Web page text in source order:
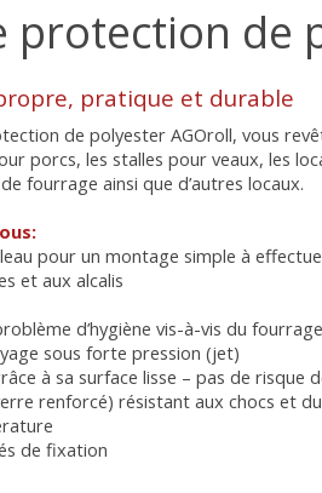
protection de
pratique et durable
de polyester AGOroll, vous
porcs, les stalles pour veaux, les
fourrage ainsi que d’autres locaux.
pour un montage simple à
et aux alcalis
d’hygiène vis-à-vis du fourrage
sous forte pression (jet)
à sa surface lisse – pas de risque
renforcé) résistant aux chocs et
de fixation